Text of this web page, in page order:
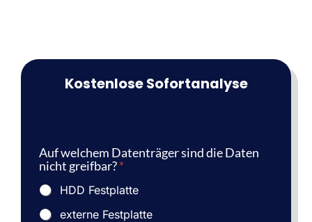
Kostenlose Sofortanalyse
Auf welchem Datenträger sind die Daten
nicht greifbar?*
HDD Festplatte
externe Festplatte